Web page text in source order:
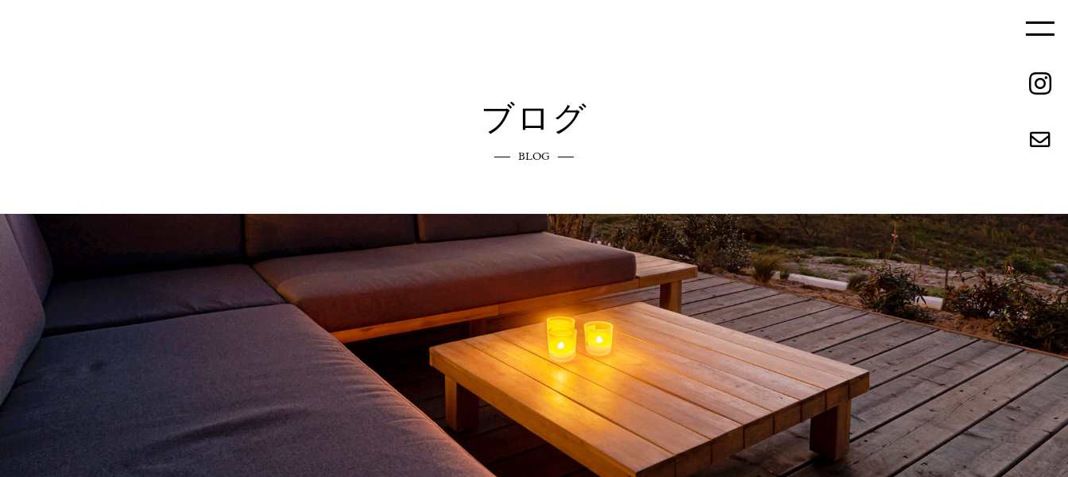
ホーム
HOME
エクステリアへのこだわり
COMMITMENT
ご依頼の流れ
REQUEST FLOW
参考価格
REFERENCE PRICE
キャンペーン
CAMPAIGN
施工実績
WORKS
リクルート 会社概要 お問い合わせ
ブログ
BLOG